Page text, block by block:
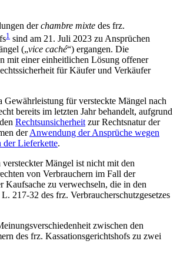
derchambre mixte des frz.
1 sind am 21. Juli 2023 zu Ansprüchen
(„vice caché“) ergangen. Die
mit einer einheitlichen Lösung offener
für Käufer und Verkäufer
Gewährleistung für versteckte Mängel nach
bereits im letzten Jahr behandelt, aufgrund
Rechtsunsicherheit zur Rechtsnatur der
derAnwendung der Ansprüche wegen
der Lieferkette.
Mängel ist nicht mit den
von Verbrauchern im Fall der
Kaufsache zu verwechseln, die in den
217-32 des frz. Verbraucherschutzgesetzes
zwischen den
des frz. Kassationsgerichtshofs zu zwei